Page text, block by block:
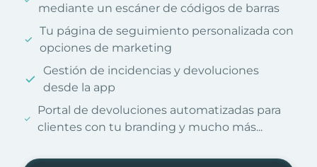
mediante un escáner de códigos de barras
Tu página de seguimiento personalizada con
opciones de marketing
Gestión de incidencias y devoluciones
desde la app
Portal de devoluciones automatizadas para
clientes con tu branding y mucho más...